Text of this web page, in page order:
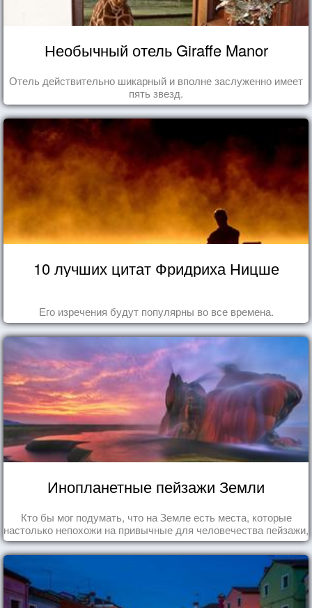
Необычный отель Giraffe Manor
Отель действительно шикарный и вполне заслуженно имеет
пять звезд.
10 лучших цитат Фридриха Ницше
Его изречения будут популярны во все времена.
Инопланетные пейзажи Земли
Кто бы мог подумать, что на Земле есть места, которые
настолько непохожи на привычные для человечества пейзажи,
что кажутся и вовсе инопланетными!